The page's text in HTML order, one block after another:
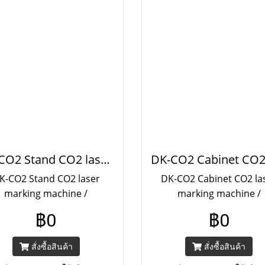
DK-CO2 Stand CO2 laser marking machine
CO2 Stand CO2 laser
marking machine /
รและลวดลาย สามารถทำ
ลายบนวัสดุประเภทะอโลหะ
ทุกชนิดได้ดี
฿0
สั่งซื้อสินค้า
DK-CO2 Cabinet CO2
marking machine /
อักษรและลวดลาย สามาร
ลวดลายบนวัสดุประเภทะอโ
ทุกชนิดได้ดี
฿0
สั่งซื้อสินค้า